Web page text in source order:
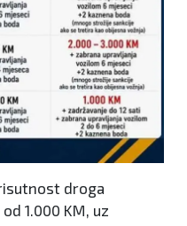
droga
1.000 KM, uz